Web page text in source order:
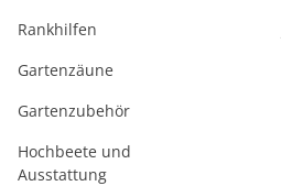
Rankhilfen
Gartenzäune
Gartenzubehör
Hochbeete und
Ausstattung